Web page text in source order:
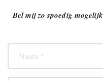
Bel mij zo spoedig mogelijk